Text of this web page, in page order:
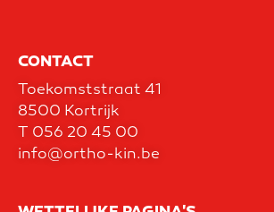
CONTACT
Toekomststraat 41
8500 Kortrijk
T 056 20 45 00
info@ortho-kin.be